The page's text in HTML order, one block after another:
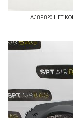
A3 8P 8P0 LIFT